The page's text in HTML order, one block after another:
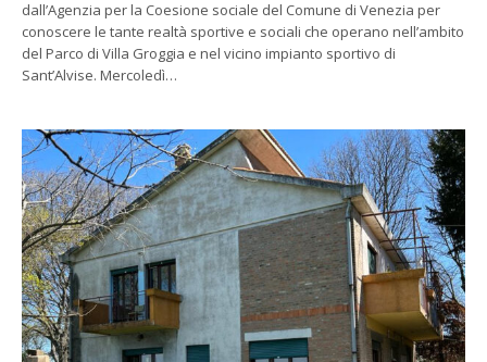
dall’Agenzia per la Coesione sociale del Comune di Venezia per
conoscere le tante realtà sportive e sociali che operano nell’ambito
del Parco di Villa Groggia e nel vicino impianto sportivo di
Sant’Alvise. Mercoledì…